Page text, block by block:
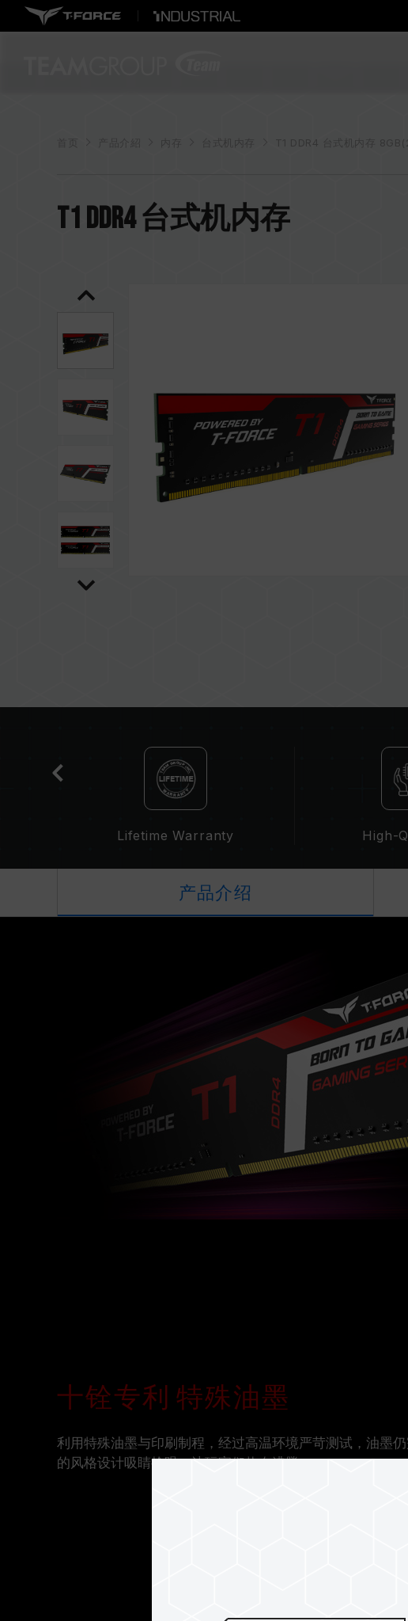
产品介紹 内存 T1 DDR4 台式机内存
T1 DDR4 台式机内存
Lifetime Warranty High-
产品介绍
十铨专利 特殊油墨
利用特殊油墨与印刷制程，经过高温环境严苛测试，油墨
的风格设计吸睛抢眼，让玩家们热血沸腾。